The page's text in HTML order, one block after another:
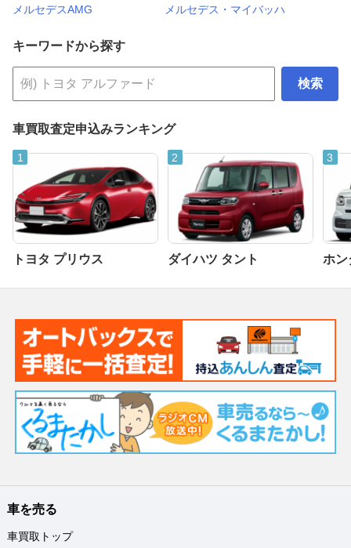
メルセデスAMG
メルセデス・マイバッハ
キーワードから探す
検索
車買取査定申込みランキング
トヨタ プリウス ダイハツ タント ホン
車を売る
車買取トップ